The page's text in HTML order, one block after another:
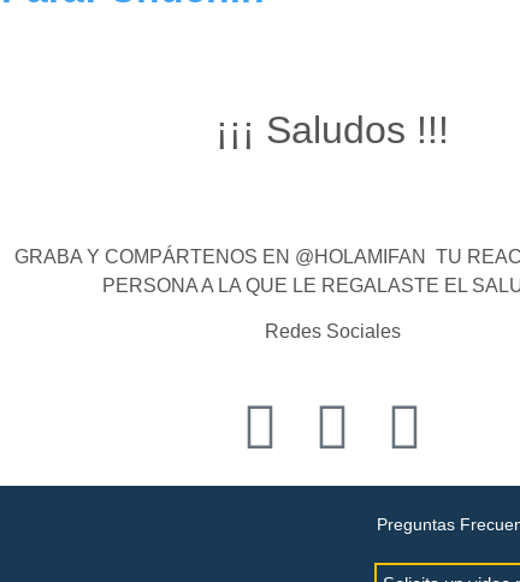
¡¡¡ Saludos !!!
GRABA Y COMPÁRTENOS EN @HOLAMIFAN TU
PERSONA A LA QUE LE REGALASTE EL
Redes Sociales
Preguntas